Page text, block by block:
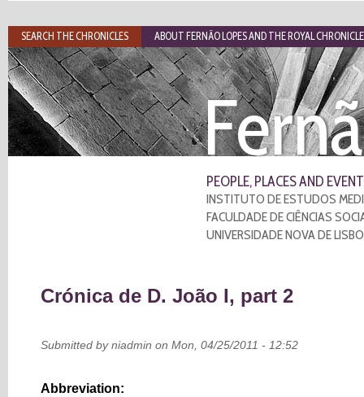
PEOPLE, PLACES AND
INSTITUTO DE ESTUDOS
FACULDADE DE CIÊNCIAS
UNIVERSIDADE NOVA DE
Crónica de D. João I, part 2
Submitted byniadmin on Mon, 04/25/2011 - 12:52
Abbreviation:
SEARCH THE CHRONICLES ABOUT FERNÃO LOPES AND THE ROYAL